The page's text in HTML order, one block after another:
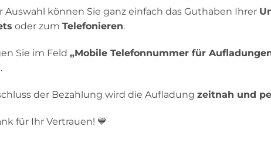
Auswahl können Sie ganz einfach das Guthaben Ihrer
oder zum Telefonieren.
Sie im Feld „Mobile Telefonnummer für
der Bezahlung wird die Aufladung zeitnah und
für Ihr Vertrauen! 💙